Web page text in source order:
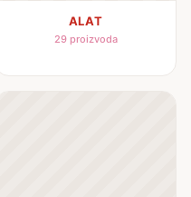
ALAT
29 proizvoda